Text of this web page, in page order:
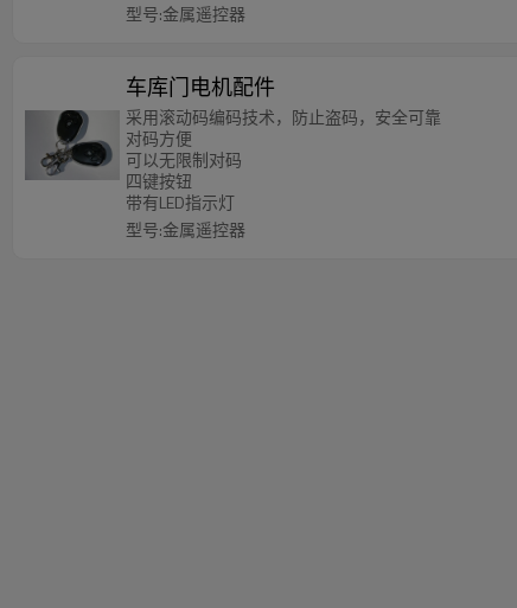
型号:金属遥控器
车库门电机配件
采用滚动码编码技术，防止盗码，安全可靠
对码方便
可以无限制对码
四键按钮
带有LED指示灯
型号:金属遥控器